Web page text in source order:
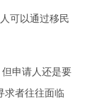
可以通过移民
申请人还是要
求者往往面临